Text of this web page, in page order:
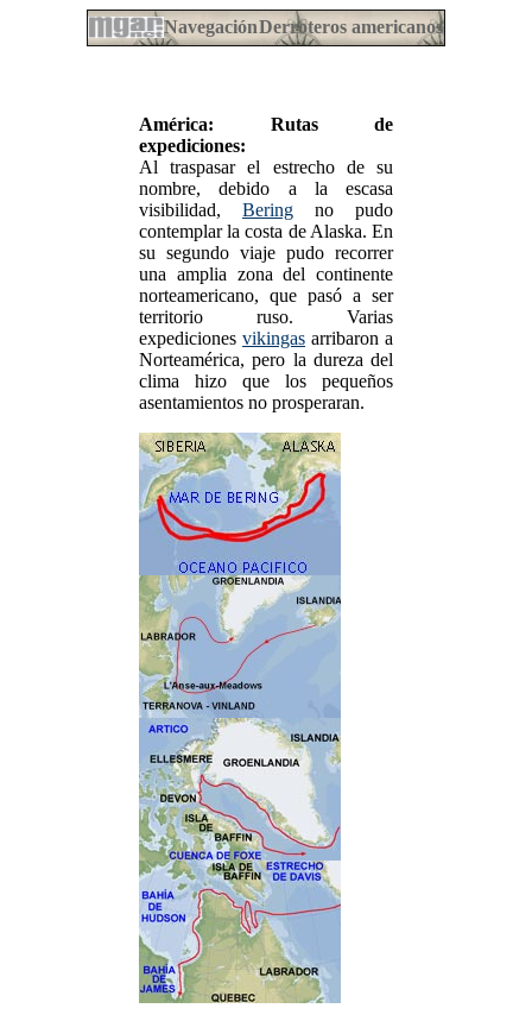
NavegaciónDerroteros americanos
América: Rutas de
expediciones:
Al traspasar el estrecho de su
nombre, debido a la escasa
visibilidad, Bering no pudo
contemplar la costa de Alaska. En
su segundo viaje pudo recorrer
una amplia zona del continente
norteamericano, que pasó a ser
territorio ruso. Varias
expediciones vikingas arribaron a
Norteamérica, pero la dureza del
clima hizo que los pequeños
asentamientos no prosperaran.